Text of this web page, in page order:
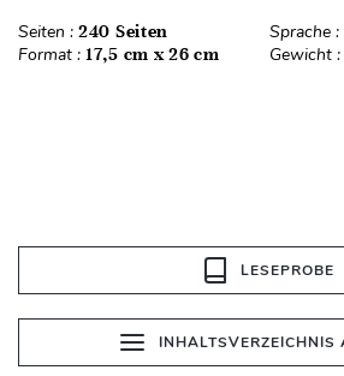
Seiten : 240 Seiten Sprache :
Format : 17,5 cm x 26 cm Gewicht :
LESEPROBE
INHALTSVERZEICHNIS